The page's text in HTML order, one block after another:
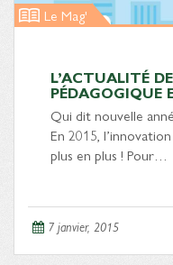
Le Mag'
L’ACTUALITÉ
PÉDAGOGIQUE
Qui dit nouvelle
En 2015,
plus en plus ! Pour…
7 janvier, 2015